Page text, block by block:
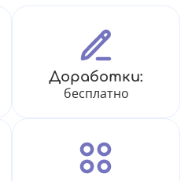
Доработки:
бесплатно